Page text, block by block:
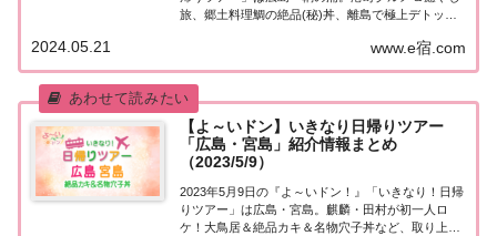
旅、郷土料理鯛の絶品(秘)丼、離島で極上デトック
の浦」日帰りツアー麒麟・田村さんが街行く人にい
きなり声をかけ、そのまま日帰りツアーにご招...
www.e宿.com
2024.05.21
【よ～いドン】いきなり日帰りツアー
「広島・宮島」紹介情報まとめ
（2023/5/9）
2023年5月9日の『よ～いドン！』「いきなり！日帰
りツアー」は広島・宮島。麒麟・田村が初一人ロ
ケ！大鳥居＆絶品カキ＆名物穴子丼など、取り上げ